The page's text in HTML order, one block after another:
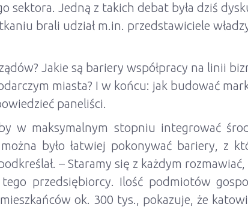
Jedną z takich debat była dziś
brali udział m.in. przedstawiciele
Jakie są bariery współpracy na linii
miasta? I w końcu: jak budować
paneliści.
w maksymalnym stopniu integrować
było łatwiej pokonywać bariery, z
– Staramy się z każdym rozmawiać,
przedsiębiorcy. Ilość podmiotów
ok. 300 tys., pokazuje, że